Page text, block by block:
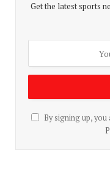
Get the latest sports
By signing up,